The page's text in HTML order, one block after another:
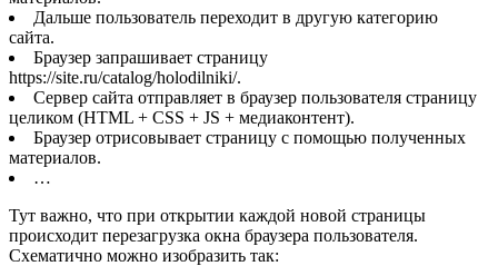
Дальше пользователь переходит в другую категорию
сайта.
Браузер запрашивает страницу
https://site.ru/catalog/holodilniki/.
Сервер сайта отправляет в браузер пользователя страницу
целиком (HTML + CSS + JS + медиаконтент).
Браузер отрисовывает страницу с помощью полученных
материалов.
…
Тут важно, что при открытии каждой новой страницы
происходит перезагрузка окна браузера пользователя.
Схематично можно изобразить так: